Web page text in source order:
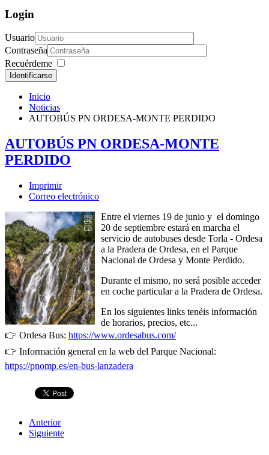
Login
Usuario
Contraseña
Recuérdeme
Identificarse
Inicio
Noticias
AUTOBÚS PN ORDESA-MONTE PERDIDO
AUTOBÚS PN ORDESA-MONTE
PERDIDO
Imprimir
Correo electrónico
Entre el viernes 19 de junio y el domingo
20 de septiembre estará en marcha el
servicio de autobuses desde Torla - Ordesa
a la Pradera de Ordesa, en el Parque
Nacional de Ordesa y Monte Perdido.
Durante el mismo, no será posible acceder
en coche particular a la Pradera de Ordesa.
En los siguientes links tenéis información
de horarios, precios, etc...
👉 Ordesa Bus: https://www.ordesabus.com/
👉 Información general en la web del Parque Nacional:
https://pnomp.es/en-bus-lanzadera
Anterior
Siguiente